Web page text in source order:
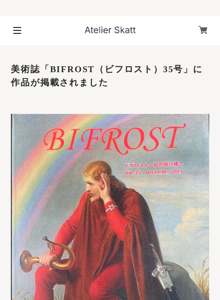
美術誌「BIFROST（ビフロスト）35号」に
作品が掲載されました